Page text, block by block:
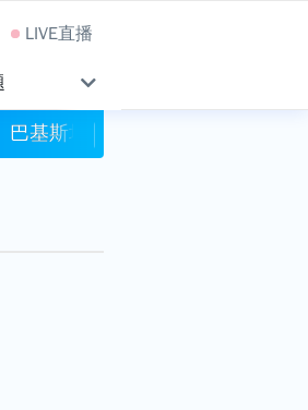
LIVE直播
基斯坦簽署共同防禦條約